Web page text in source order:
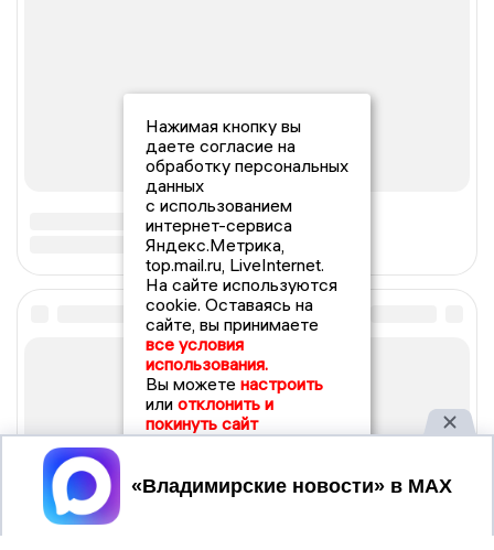
Нажимая кнопку вы
даете согласие на
обработку персональных
данных
с использованием
интернет-сервиса
Яндекс.Метрика,
top.mail.ru, LiveInternet.
На сайте используются
cookie. Оставаясь на
сайте, вы принимаете
все условия
использования.
Вы можете настроить
или отклонить и
покинуть сайт
Принять